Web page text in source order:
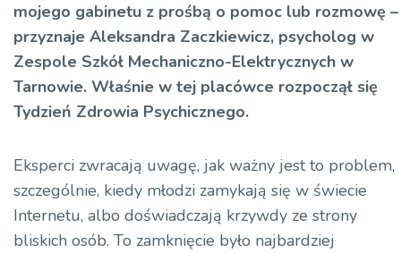
mojego gabinetu z prośbą o pomoc lub rozmowę –
przyznaje Aleksandra Zaczkiewicz, psycholog w
Zespole Szkół Mechaniczno-Elektrycznych w
Tarnowie. Właśnie w tej placówce rozpoczął się
Tydzień Zdrowia Psychicznego.
Eksperci zwracają uwagę, jak ważny jest to problem,
szczególnie, kiedy młodzi zamykają się w świecie
Internetu, albo doświadczają krzywdy ze strony
bliskich osób. To zamknięcie było najbardziej